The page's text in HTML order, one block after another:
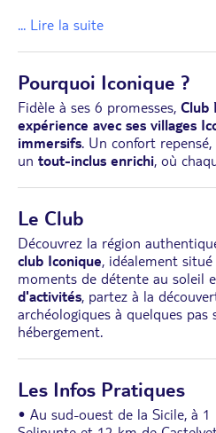
... Lire la suite
Pourquoi Iconique ?
Fidèle à ses 6 promesses, Club
expérience avec ses villages
immersifs. Un confort repensé,
un tout-inclus enrichi, où
Le Club
Découvrez la région
club Iconique, idéalement
moments de détente au soleil
d'activités, partez à la
archéologiques à quelques
hébergement.
Les Infos Pratiques
• Au sud-ouest de la Sicile, à